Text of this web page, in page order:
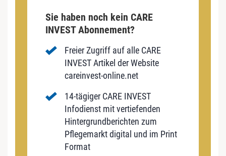
Sie haben noch kein CARE
INVEST Abonnement?
Freier Zugriff auf alle CARE
INVEST Artikel der Website
careinvest-online.net
14-tägiger CARE INVEST
Infodienst mit vertiefenden
Hintergrundberichten zum
Pflegemarkt digital und im Print
Format